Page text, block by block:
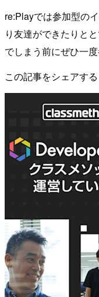
re:Playでは参加型の
り友達ができたりと
でしまう前にぜひ一
この記事をシェアする